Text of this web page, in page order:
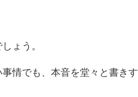
ょう。
情でも、本音を堂々と書きす